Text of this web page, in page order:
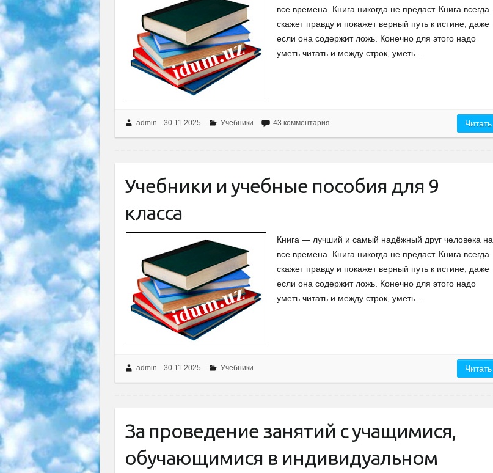
все времена. Книга никогда не предаст. Книга всегда
скажет правду и покажет верный путь к истине, даже
если она содержит ложь. Конечно для этого надо
уметь читать и между строк, уметь…
admin 30.11.2025 Учебники 43 комментария Читать
Учебники и учебные пособия для 9
класса
Книга — лучший и самый надёжный друг человека на
все времена. Книга никогда не предаст. Книга всегда
скажет правду и покажет верный путь к истине, даже
если она содержит ложь. Конечно для этого надо
уметь читать и между строк, уметь…
admin 30.11.2025 Учебники Читать
За проведение занятий с учащимися,
обучающимися в индивидуальном